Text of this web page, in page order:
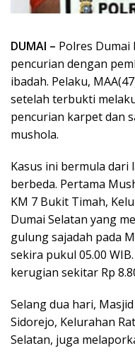
DUMAI – Polres
pencurian dengan
ibadah. Pelaku,
setelah terbukti
pencurian karpet dan
mushola.
Kasus ini bermula dari
berbeda. Pertama
KM 7 Bukit Timah,
Dumai Selatan yang
gulung sajadah pada
sekira pukul 05.00
kerugian sekitar Rp
Selang dua hari,
Sidorejo, Kelurahan
Selatan, juga